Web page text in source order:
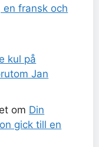
en fransk och
kul på
Jan
om Din
gick till en